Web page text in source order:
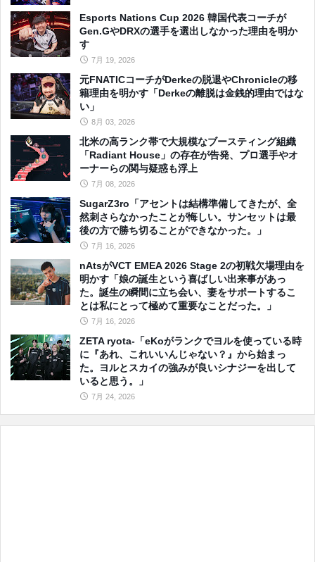
Esports Nations Cup 2026 韓国代表コーチが
Gen.GやDRXの選手を選出しなかった理由を明か
す
7月 19, 2026
元FNATICコーチがDerkeの脱退やChronicleの移
籍理由を明かす「Derkeの離脱は金銭的理由ではな
い」
8月 03, 2026
北米の高ランク帯で大規模なブースティング組織
「Radiant House」の存在が告発、プロ選手やオ
ーナーらの関与疑惑も浮上
7月 08, 2026
SugarZ3ro「アセントは結構準備してきたが、全
然刺さらなかったことが悔しい。サンセットは最
後の方で勝ち切ることができなかった。」
7月 16, 2026
nAtsがVCT EMEA 2026 Stage 2の初戦欠場理由を
明かす「娘の誕生という喜ばしい出来事があっ
た。誕生の瞬間に立ち会い、妻をサポートするこ
とは私にとって極めて重要なことだった。」
7月 16, 2026
ZETA ryota-「eKoがランクでヨルを使っている時
に『あれ、これいいんじゃない？』から始まっ
た。ヨルとスカイの強みが良いシナジーを出して
いると思う。」
7月 24, 2026